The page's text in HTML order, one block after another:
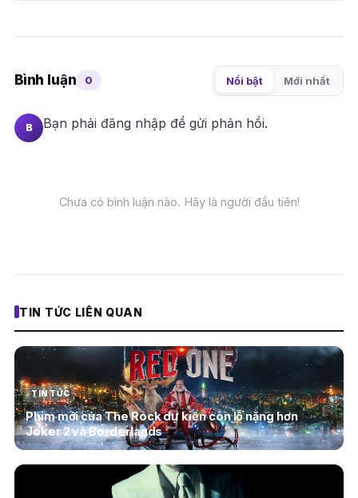
Bình luận 0 Nổi bật Mới nhất
B Bạn phải đăng nhập để gửi phản hồi.
Chưa có bình luận nào. Hãy là người đầu tiên!
TIN TỨC LIÊN QUAN
TIN TỨC
Phim mới của The Rock dự kiến còn lỗ nặng hơn
Joker 2 và Borderlands